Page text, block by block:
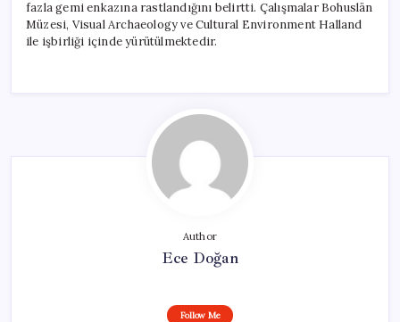
fazla gemi enkazına rastlandığını belirtti. Çalışmalar Bohuslän
Müzesi, Visual Archaeology ve Cultural Environment Halland
ile işbirliği içinde yürütülmektedir.
Author
Ece Doğan
Follow Me